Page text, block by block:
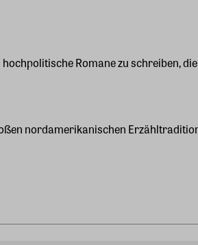
Romane zu schreiben,
nordamerikanischen